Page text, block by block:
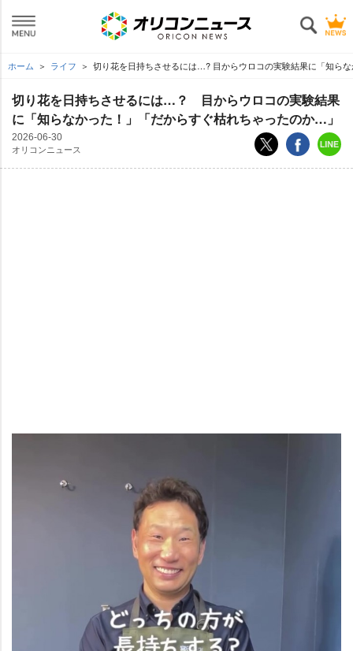
ホーム ライフ 切り花を日持ちさせるには…? 目からウロコの実験結果に「知ら
切り花を日持ちさせるには…？ 目からウロコの実験結果
に「知らなかった！」「だからすぐ枯れちゃったのか…」
2026-06-30
オリコンニュース